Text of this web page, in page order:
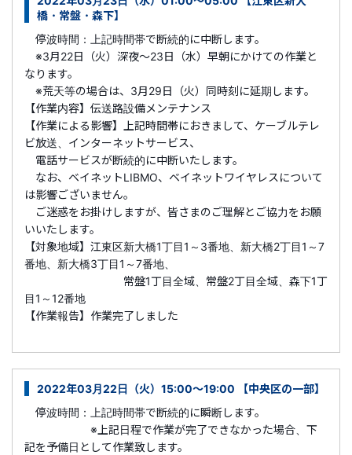
橋・常盤・森下】
停波時間：上記時間帯で断続的に中断します。
※3月22日（火）深夜～23日（水）早朝にかけての作業と
なります。
※荒天等の場合は、3月29日（火）同時刻に延期します。
【作業内容】伝送路設備メンテナンス
【作業による影響】上記時間帯におきまして、ケーブルテレ
ビ放送、インターネットサービス、
電話サービスが断続的に中断いたします。
なお、ベイネットLIBMO、ベイネットワイヤレスについて
は影響ございません。
ご迷惑をお掛けしますが、皆さまのご理解とご協力をお願
いいたします。
【対象地域】江東区新大橋1丁目1～3番地、新大橋2丁目1～7
番地、新大橋3丁目1～7番地、
常盤1丁目全域、常盤2丁目全域、森下1丁
目1～12番地
【作業報告】作業完了しました
2022年03月22日（火）15:00～19:00 【中央区の一部】
停波時間：上記時間帯で断続的に瞬断します。
※上記日程で作業が完了できなかった場合、下
記を予備日として作業致します。